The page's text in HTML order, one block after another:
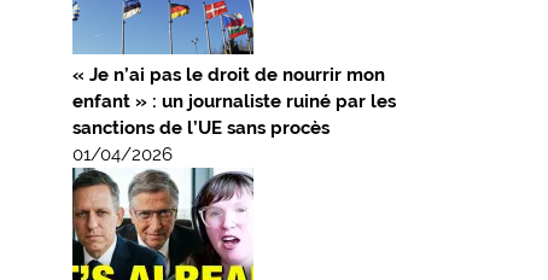
« Je n’ai pas le droit de nourrir mon
enfant » : un journaliste ruiné par les
sanctions de l’UE sans procès
01/04/2026